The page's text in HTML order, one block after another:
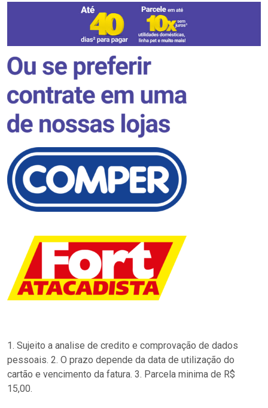
1. Sujeito a analise de credito e comprovação de dados
pessoais. 2. O prazo depende da data de utilização do
cartão e vencimento da fatura. 3. Parcela minima de R$
15,00.